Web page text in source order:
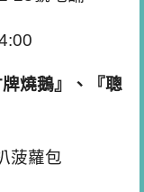
燒鵝』、『聰
菠蘿包